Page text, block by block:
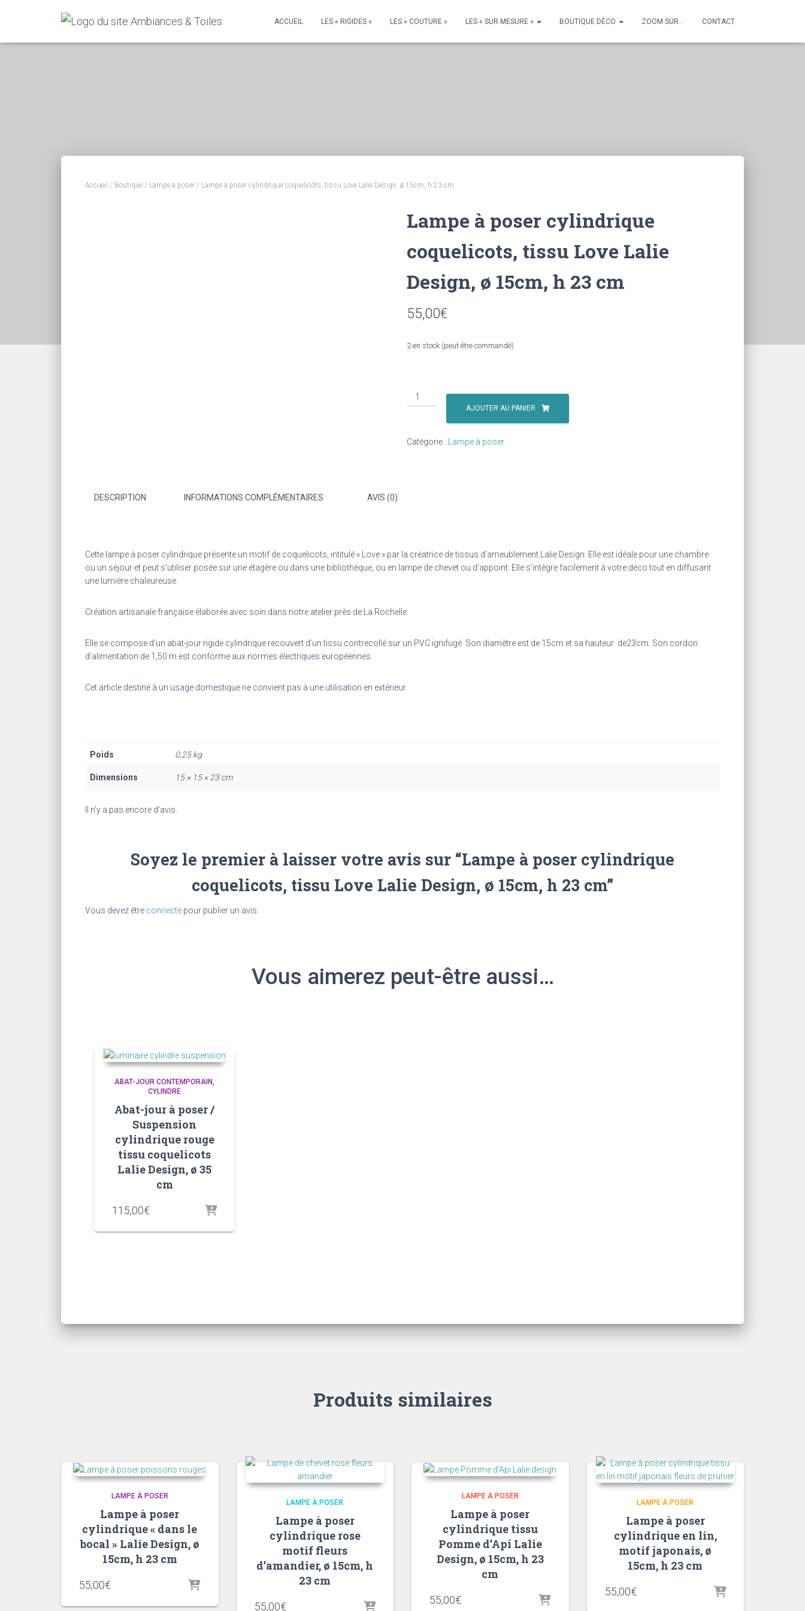
ACCUEIL LES « RIGIDES » LES « COUTURE » LES « SUR MESURE » BOUTIQUE DÉCO ZOOM SUR… CONTACT
Accueil / Boutique / Lampe à poser / Lampe à poser cylindrique coquelicots, tissu Love Lalie Design, ø 15cm, h 23 cm
Lampe à poser cylindrique
coquelicots, tissu Love Lalie
Design, ø 15cm, h 23 cm
55,00€
2 en stock (peut être commandé)
quantité
de
poser
15cm,
h
AJOUTER AU PANIER
Catégorie : Lampe à poser
DESCRIPTION INFORMATIONS COMPLÉMENTAIRES AVIS (0)
Cette lampe à poser cylindrique présente un motif de coquelicots, intitulé « Love » par la créatrice de tissus d’ameublement Lalie Design. Elle est idéale pour une chambre
ou un séjour et peut s’utiliser posée sur une étagère ou dans une bibliothèque, ou en lampe de chevet ou d’appoint. Elle s’intègre facilement à votre déco tout en diffusant
une lumière chaleureuse.
Création artisanale française élaborée avec soin dans notre atelier près de La Rochelle.
Elle se compose d’un abat-jour rigide cylindrique recouvert d’un tissu contrecollé sur un PVC ignifugé. Son diamètre est de 15cm et sa hauteur de23cm. Son cordon
d’alimentation de 1,50 m est conforme aux normes électriques européennes.
Cet article destiné à un usage domestique ne convient pas à une utilisation en extérieur.
Poids 0,25 kg
Dimensions 15 × 15 × 23 cm
Il n’y a pas encore d’avis.
Soyez le premier à laisser votre avis sur “Lampe à poser cylindrique
coquelicots, tissu Love Lalie Design, ø 15cm, h 23 cm”
Vous devez être connecté pour publier un avis.
Vous aimerez peut-être aussi…
ABAT-JOUR CONTEMPORAIN
CYLINDRE
Abat-jour à poser /
Suspension
cylindrique rouge
tissu coquelicots
Lalie Design, ø 35
cm
115,00€
Produits similaires
LAMPE À POSER
Lampe à poser
cylindrique « dans le
bocal » Lalie Design, ø
15cm, h 23 cm
55,00€
LAMPE À POSER
Lampe à poser
cylindrique rose
motif fleurs
d’amandier, ø 15cm, h
23 cm
55,00€
LAMPE À POSER
Lampe à poser
cylindrique tissu
Pomme d’Api Lalie
Design, ø 15cm, h 23
cm
55,00€
LAMPE À POSER
Lampe à poser
cylindrique en lin,
motif japonais, ø
15cm, h 23 cm
55,00€